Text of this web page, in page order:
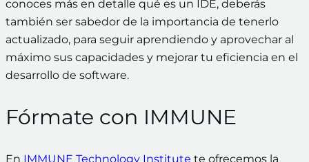
conoces más en detalle qué es un IDE, deberás
también ser sabedor de la importancia de tenerlo
actualizado, para seguir aprendiendo y aprovechar al
máximo sus capacidades y mejorar tu eficiencia en el
desarrollo de software.
Fórmate con IMMUNE
En IMMUNE Technology Institute te ofrecemos la